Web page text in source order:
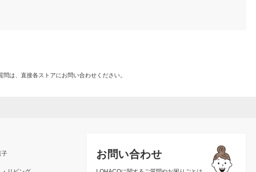
は、直接各ストアにお問い合わせください。
お問い合わせ
子